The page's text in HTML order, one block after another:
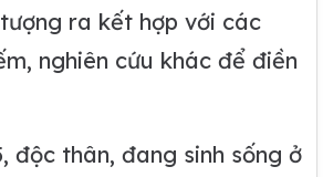
ra kết hợp với các
nghiên cứu khác để điền
độc thân, đang sinh sống ở